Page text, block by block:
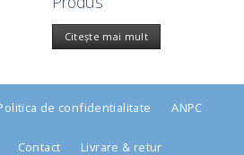
Citește mai mult
de confidentialitate ANPC
Contact Livrare & retur